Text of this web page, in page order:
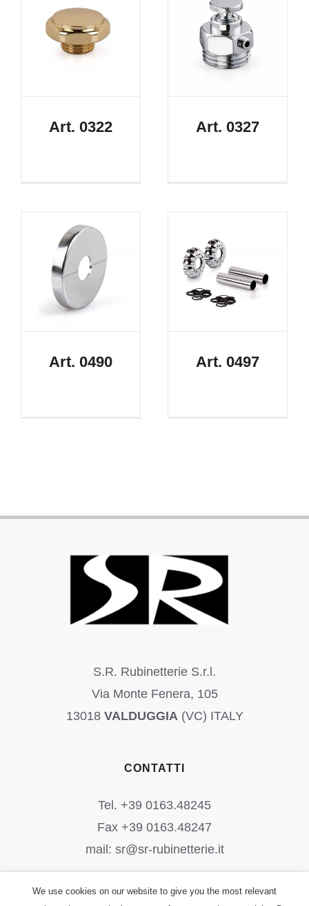
Art. 0322 Art. 0327
Art. 0490 Art. 0497
S.R. Rubinetterie S.r.l.
Via Monte Fenera, 105
13018 VALDUGGIA (VC) ITALY
CONTATTI
Tel. +39 0163.48245
Fax +39 0163.48247
mail: sr@sr-rubinetterie.it
We use cookies on our website to give you the most relevant